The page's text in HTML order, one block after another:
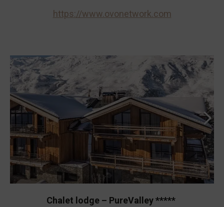
https://www.ovonetwork.com
Chalet lodge – PureValley *****